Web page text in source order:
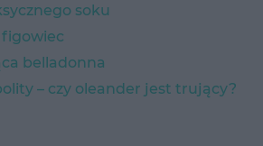
soku
belladonna
– czy oleander jest trujący?